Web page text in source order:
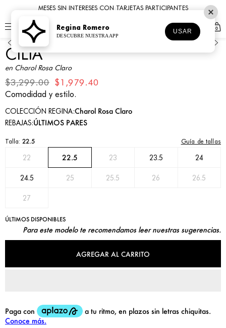
MESES SIN INTERESES CON TARJETAS PARTICIPANTES
0
1 2 3 4 5
CILIA
en Charol Rosa Claro
$3,299.00 $1,979.40
Comodidad y estilo.
COLECCIÓN REGINA:Charol Rosa Claro
REBAJAS:ÚLTIMOS PARES
Talla: 22.5 Guía de tallas
22 22.5 23 23.5 24
24.5 25 25.5 26 26.5
27
ÚLTIMOS DISPONIBLES
Para este modelo te recomendamos leer nuestras sugerencias.
AGREGAR AL CARRITO
Regina Romero
DESCUBRE NUESTRA APP
USAR